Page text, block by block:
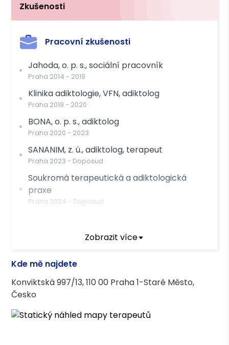
Můžete čerpat příspěvek těchto pojišťoven
Hotově Převodem
Zkušenosti
Pracovní zkušenosti
Jahoda, o. p. s., sociální pracovník
Praha 2014 - 2019
Klinika adiktologie, VFN, adiktolog
Praha 2019 - 2020
BONA, o. p. s., adiktolog
Praha 2020 - 2023
SANANIM, z. ú., adiktolog, terapeut
Praha 2023 - Doposud
Soukromá terapeutická a adiktologická
praxe
Praha 2024 - Doposud
Terapeutický výcvik
Daseinsanalýza
Terapeutické kurzy
Transgender v psychoterapii
Zobrazit více
Kde mě najdete
Konviktská 997/13, 110 00 Praha 1-Staré Město,
Česko